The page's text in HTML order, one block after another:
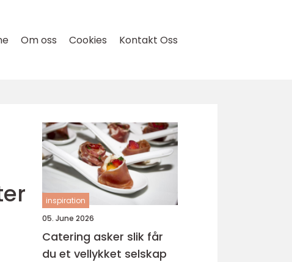
Om oss Cookies Kontakt Oss
inspiration
05. June 2026
Catering asker slik får
du et vellykket selskap